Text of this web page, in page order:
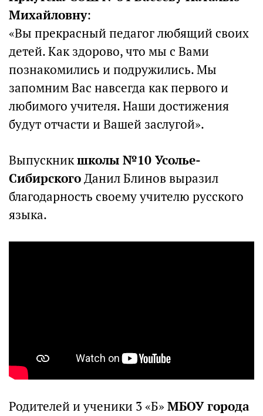
Михайловну:
«Вы прекрасный педагог любящий своих
детей. Как здорово, что мы с Вами
познакомились и подружились. Мы
запомним Вас навсегда как первого и
любимого учителя. Наши достижения
будут отчасти и Вашей заслугой».
Выпускникшколы №10 Усолье-
СибирскогоДанил Блинов выразил
благодарность своему учителю русского
языка.
Родителей и ученики 3 «Б»МБОУ города